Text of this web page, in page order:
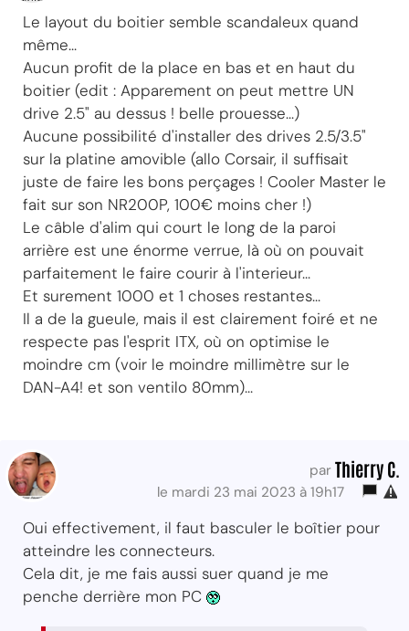
Le layout du boitier semble scandaleux quand
même...
Aucun profit de la place en bas et en haut du
boitier (edit : Apparement on peut mettre UN
drive 2.5" au dessus ! belle prouesse...)
Aucune possibilité d'installer des drives 2.5/3.5"
sur la platine amovible (allo Corsair, il suffisait
juste de faire les bons perçages ! Cooler Master le
fait sur son NR200P, 100€ moins cher !)
Le câble d'alim qui court le long de la paroi
arrière est une énorme verrue, là où on pouvait
parfaitement le faire courir à l'interieur...
Et surement 1000 et 1 choses restantes...
Il a de la gueule, mais il est clairement foiré et ne
respecte pas l'esprit ITX, où on optimise le
moindre cm (voir le moindre millimètre sur le
DAN-A4! et son ventilo 80mm)...
par Thierry C.
le mardi 23 mai 2023 à 19h17
Oui effectivement, il faut basculer le boîtier pour
atteindre les connecteurs.
Cela dit, je me fais aussi suer quand je me
penche derrière mon PC